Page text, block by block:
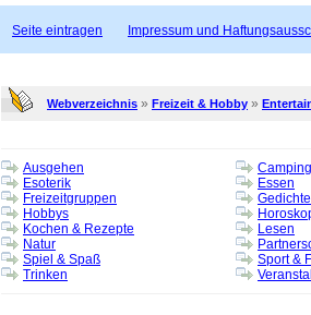
Seite eintragen Impressum und
Webverzeichnis » Freizeit & Hobby »
Ausgehen Camping
Esoterik
Essen
Freizeitgruppen
Hobbys
Kochen & Rezepte
Lesen
Natur
Spiel & Spaß
Sport &
Trinken